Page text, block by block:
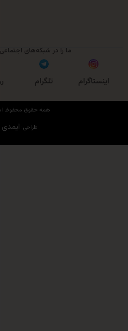
ما را در شبکه‌های اجتماعی دنبال کنید:
تلگرام روبیکا
همه حقوق محفوظ است.
ایمدی